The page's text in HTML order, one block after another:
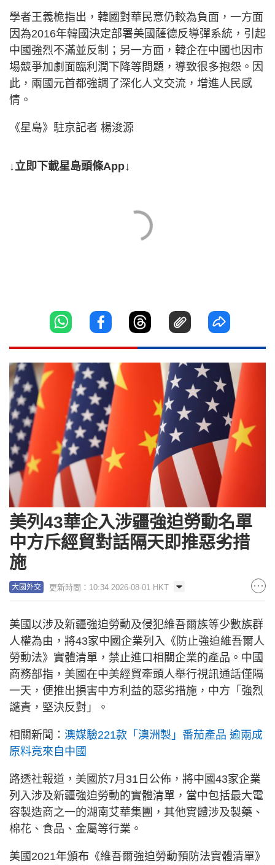
學者王義桅指出，韓國對華民意仍較為負面，一方面
因為2016年韓國決定部署美國薩德反導彈系統，引起
中國強烈不滿並反制；另一方面，韓企在中國也因市
場競爭加劇面臨利潤下降等問題，導致很多抱怨。因
此，兩國元首都強調了深化人文交流，增進人民感
情。
《星島》駐京記者 楊浚源
↓立即下載星島頭條App↓
美列43華企入涉疆強迫勞動名單
中方斥經貿對話隔天即推惡劣措
施
大國外交 更新時間：10:34 2026-08-01 HKT
美國以涉及新疆強迫勞動及侵犯維吾爾族等少數族群
人權為由，將43家中國企業列入《防止強迫維吾爾人
勞動法》實體清單，禁止進口相關企業的產品。中國
商務部指，美國在中美經貿牽頭人舉行視訊通話僅隔
一天，便推出損害中方利益的惡劣措施，中方「強烈
譴責，堅決反對」。
相關新聞： 澳媒驗221款「澳洲製」番茄產品 逾兩成
原料竟來自中國
路透社報道，美國於7月31日公佈，將中國43家企業
列入涉及新疆強迫勞動的實體清單，當中包括最大電
容製造商之一的湖南艾華集團，其他實體涉及製藥、
棉花、食品、金屬等行業。
美國2021年頒布《維吾爾強迫勞動預防法實體清單》